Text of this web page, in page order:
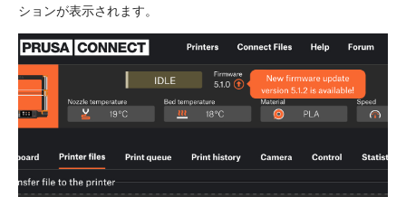
ションが表示されます。